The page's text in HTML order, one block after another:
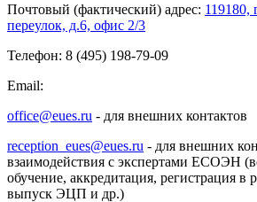
Почтовый (фактический) адрес: 119180,
переулок, д.6, офис 2/3
Телефон: 8 (495) 198-79-09
Email:
office@eues.ru - для внешних контактов
reception_eues@eues.ru - для внешних
взаимодействия с экспертами ЕСОЭН
обучение, аккредитация, регистрация в
выпуск ЭЦП и др.)